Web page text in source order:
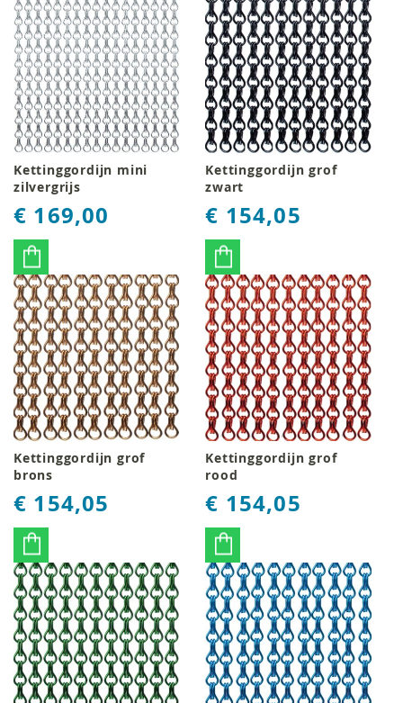
Kettinggordijn mini
zilvergrijs
€ 169,00
Kettinggordijn grof
zwart
€ 154,05
Kettinggordijn grof
brons
€ 154,05
Kettinggordijn grof
rood
€ 154,05